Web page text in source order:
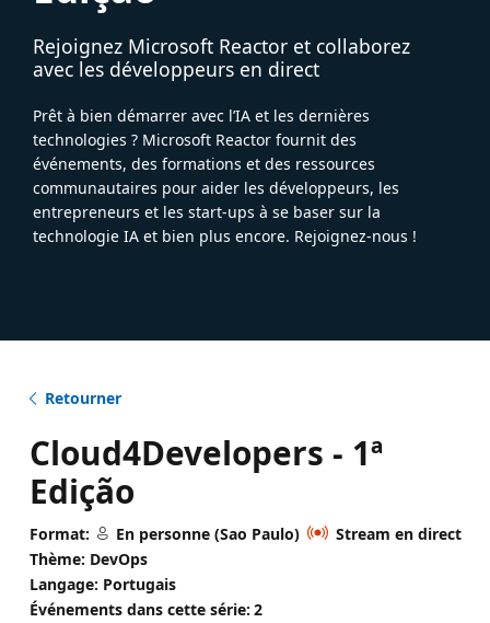
Rejoignez Microsoft Reactor et collaborez
avec les développeurs en direct
Prêt à bien démarrer avec l’IA et les dernières
technologies ? Microsoft Reactor fournit des
événements, des formations et des ressources
communautaires pour aider les développeurs, les
entrepreneurs et les start-ups à se baser sur la
technologie IA et bien plus encore. Rejoignez-nous !
Retourner
Cloud4Developers - 1ª
Edição
Format: En personne (Sao Paulo)
Stream en direct
Thème: DevOps
Langage: Portugais
Événements dans cette série: 2